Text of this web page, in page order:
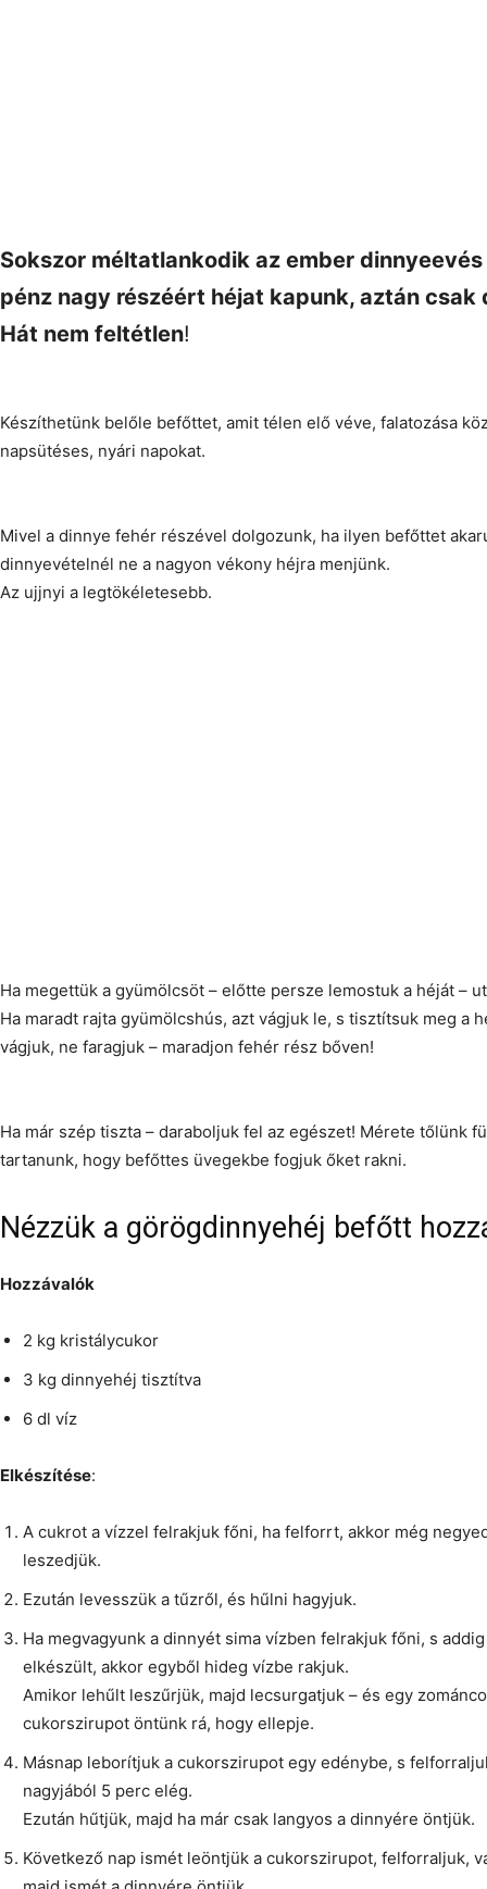
Sokszor méltatlankodik az ember
pénz nagy részéért héjat kapunk, aztán csak
Hát nem feltétlen!
Készíthetünk belőle befőttet, amit télen elő véve, falatozása
napsütéses, nyári napokat.
Mivel a dinnye fehér részével dolgozunk, ha ilyen befőttet
dinnyevételnél ne a nagyon vékony héjra menjünk.
Az ujjnyi a legtökéletesebb.
Ha megettük a gyümölcsöt – előtte persze lemostuk a héját –
Ha maradt rajta gyümölcshús, azt vágjuk le, s tisztítsuk meg a
vágjuk, ne faragjuk – maradjon fehér rész bőven!
Ha már szép tiszta – daraboljuk fel az egészet! Mérete tőlünk
tartanunk, hogy befőttes üvegekbe fogjuk őket rakni.
Nézzük a görögdinnyehéj befőtt
Hozzávalók
2 kg kristálycukor
3 kg dinnyehéj tisztítva
6 dl víz
Elkészítése:
A cukrot a vízzel felrakjuk főni, ha felforrt, akkor még
leszedjük.
Ezután levesszük a tűzről, és hűlni hagyjuk.
Ha megvagyunk a dinnyét sima vízben felrakjuk főni, s
elkészült, akkor egyből hideg vízbe rakjuk.
Amikor lehűlt leszűrjük, majd lecsurgatjuk – és egy
cukorszirupot öntünk rá, hogy ellepje.
Másnap leborítjuk a cukorszirupot egy edénybe, s
nagyjából 5 perc elég.
Ezután hűtjük, majd ha már csak langyos a dinnyére öntjük.
Következő nap ismét leöntjük a cukorszirupot, felforraljuk,